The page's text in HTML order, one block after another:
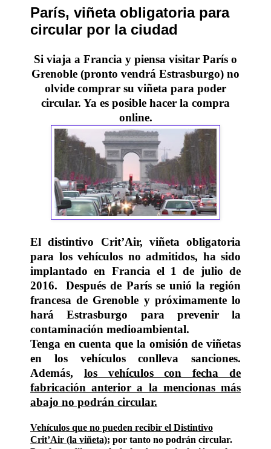
París, viñeta obligatoria para
circular por la ciudad
Si viaja a Francia y piensa visitar París o
Grenoble (pronto vendrá Estrasburgo) no
olvide comprar su viñeta para poder
circular. Ya es posible hacer la compra
online.
El distintivo Crit’Air, viñeta obligatoria
para los vehículos no admitidos, ha sido
implantado en Francia el 1 de julio de
2016. Después de París se unió la región
francesa de Grenoble y próximamente lo
hará Estrasburgo para prevenir la
contaminación medioambiental.
Tenga en cuenta que la omisión de viñetas
en los vehículos conlleva sanciones.
Además, los vehículos con fecha de
fabricación anterior a la mencionas más
abajo no podrán circular.
Vehículos que no pueden recibir el Distintivo
Crit’Air (la viñeta); por tanto no podrán circular.